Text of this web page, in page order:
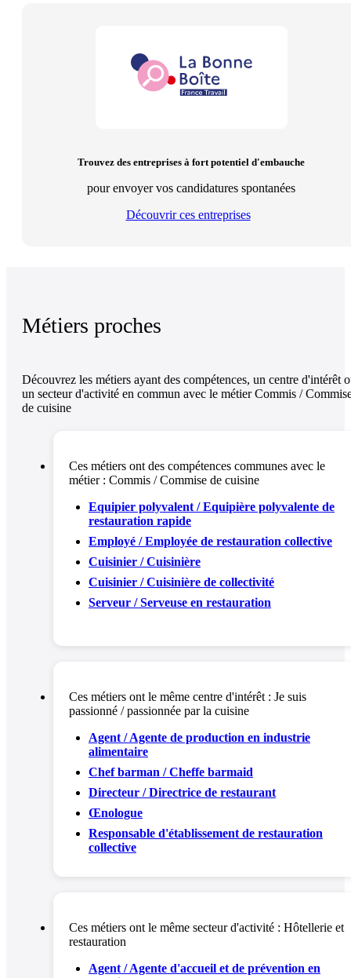
Trouvez des entreprises à fort potentiel d'embauche
pour envoyer vos candidatures spontanées
Découvrir ces entreprises
Métiers proches
Découvrez les métiers ayant des compétences, un centre d'intérêt
un secteur d'activité en commun avec le métier Commis /
de cuisine
Ces métiers ont des compétences communes avec le
métier : Commis / Commise de cuisine
Equipier polyvalent / Equipière polyvalente de
restauration rapide
Employé / Employée de restauration collective
Cuisinier / Cuisinière
Cuisinier / Cuisinière de collectivité
Serveur / Serveuse en restauration
Ces métiers ont le même centre d'intérêt : Je suis
passionné / passionnée par la cuisine
Agent / Agente de production en industrie
alimentaire
Chef barman / Cheffe barmaid
Directeur / Directrice de restaurant
Œnologue
Responsable d'établissement de restauration
collective
Ces métiers ont le même secteur d'activité : Hôtellerie et
restauration
Agent / Agente d'accueil et de prévention en